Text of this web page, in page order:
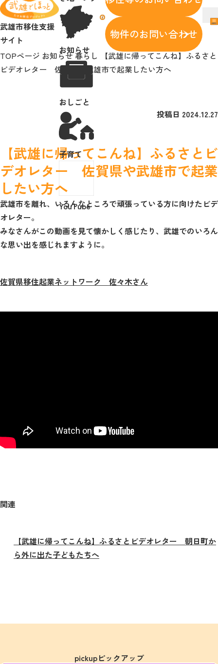
ニュー
武雄市移住支援サイト
メニューを開閉する
武雄で暮らす魅力
サポート
空き家・空き地バンク
い合わせ
い合わせ
武雄市移住支援
サイト
お知らせ
おしごと
子育て
YouTube
facebook
物件のお問い合わせ
TOPページ お知らせ暮らし
【武雄に帰ってこんね】ふるさと
ビデオレター 佐賀県や武雄市で起業したい方へ
投稿日 2024.12.27
【武雄に帰ってこんね】ふるさとビ
デオレター 佐賀県や武雄市で起業
したい方へ
武雄市を離れ、いろんなところで頑張っている方に向けたビデ
オレター。
みなさんがこの動画を見て懐かしく感じたり、武雄でのいろん
な思い出を感じれますように。
佐賀県移住起業ネットワーク 佐々木さん
関連
【武雄に帰ってこんね】ふるさとビデオレター 朝日町か
ら外に出た子どもたちへ
pickupピックアップ